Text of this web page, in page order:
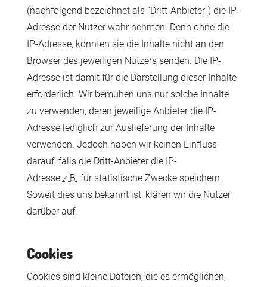
(nachfolgend bezeichnet als “Dritt-Anbieter”) die IP-
Adresse der Nutzer wahr nehmen. Denn ohne die
IP-Adresse, könnten sie die Inhalte nicht an den
Browser des jeweiligen Nutzers senden. Die IP-
Adresse ist damit für die Darstellung dieser Inhalte
erforderlich. Wir bemühen uns nur solche Inhalte
zu verwenden, deren jeweilige Anbieter die IP-
Adresse lediglich zur Auslieferung der Inhalte
verwenden. Jedoch haben wir keinen Einfluss
darauf, falls die Dritt-Anbieter die IP-
Adresse z.B. für statistische Zwecke speichern.
Soweit dies uns bekannt ist, klären wir die Nutzer
darüber auf.
Cookies
Cookies sind kleine Dateien, die es ermöglichen,